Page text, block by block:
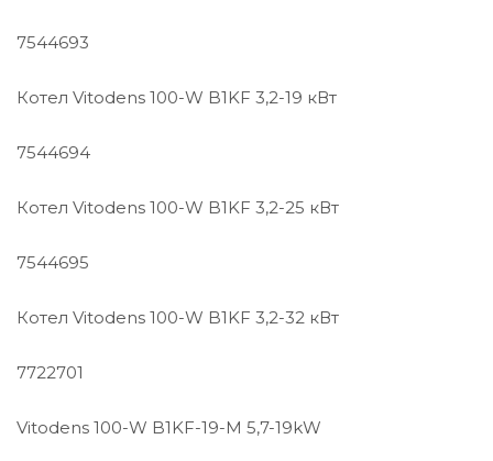
7544693
Котел Vitodens 100-W B1KF 3,2-19 кВт
7544694
Котел Vitodens 100-W B1KF 3,2-25 кВт
7544695
Котел Vitodens 100-W B1KF 3,2-32 кВт
7722701
Vitodens 100-W B1KF-19-M 5,7-19kW